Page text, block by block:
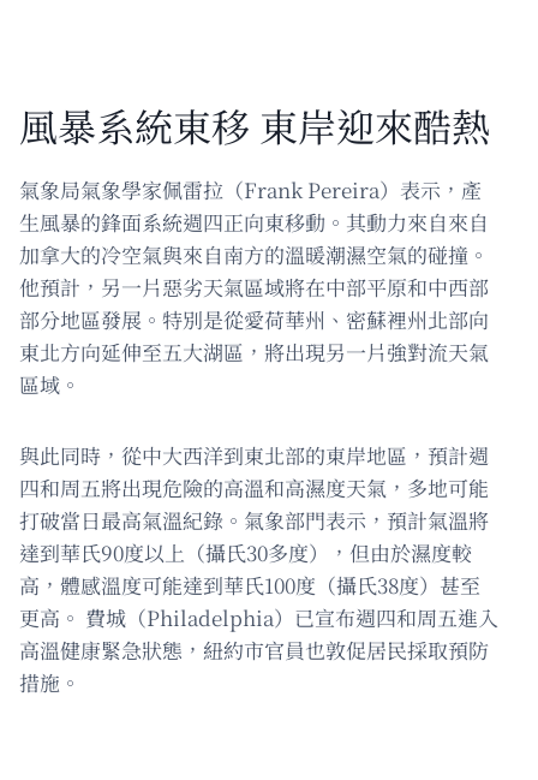
風暴系統東移 東岸迎來酷熱
氣象局氣象學家佩雷拉（Frank Pereira）表示，產
生風暴的鋒面系統週四正向東移動。其動力來自來自
加拿大的冷空氣與來自南方的溫暖潮濕空氣的碰撞。
他預計，另一片惡劣天氣區域將在中部平原和中西部
部分地區發展。特別是從愛荷華州、密蘇裡州北部向
東北方向延伸至五大湖區，將出現另一片強對流天氣
區域。
與此同時，從中大西洋到東北部的東岸地區，預計週
四和周五將出現危險的高溫和高濕度天氣，多地可能
打破當日最高氣溫紀錄。氣象部門表示，預計氣溫將
達到華氏90度以上（攝氏30多度），但由於濕度較
高，體感溫度可能達到華氏100度（攝氏38度）甚至
更高。 費城（Philadelphia）已宣布週四和周五進入
高溫健康緊急狀態，紐約市官員也敦促居民採取預防
措施。